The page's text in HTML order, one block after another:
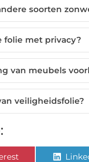
soorten
folie met privacy?
van meubels
veiligheidsfolie?